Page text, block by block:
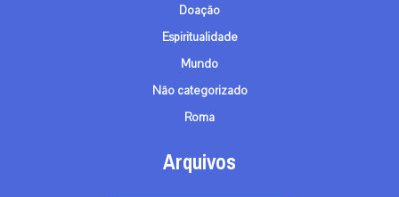
Doação
Espiritualidade
Mundo
Não categorizado
Roma
Arquivos